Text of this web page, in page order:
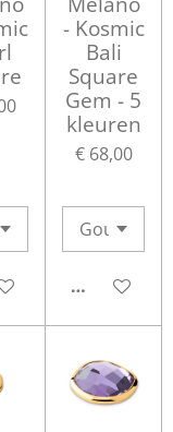
- Kosmic
Bali
Square
Gem - 5
kleuren
€ 68,00
IN